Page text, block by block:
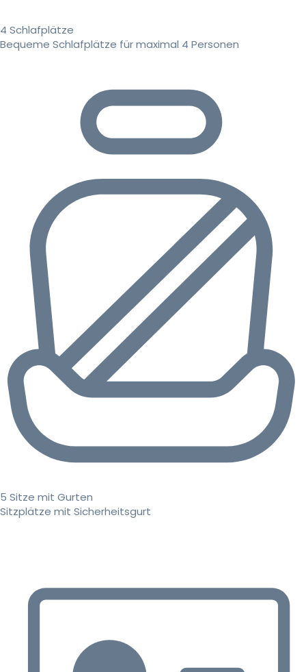
4 Schlafplätze
Bequeme Schlafplätze für maximal 4 Personen
5 Sitze mit Gurten
Sitzplätze mit Sicherheitsgurt